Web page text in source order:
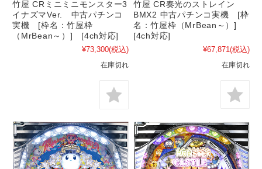
竹屋 CRミニミニモンスター3
イナズマVer. 中古パチンコ
実機 [枠名：竹屋枠
（MrBean～）] [4ch対応]
¥73,300(税込)
在庫切れ
竹屋 CR奏光のストレイン
BMX2 中古パチンコ実機 [枠
名：竹屋枠（MrBean～）]
[4ch対応]
¥67,871(税込)
在庫切れ